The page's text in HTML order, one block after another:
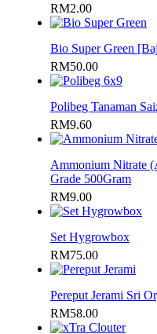
RM2.00
Bio Super Green
RM50.00
Polibeg Tanaman
RM9.60
Ammonium Nitrate
Grade 500Gram
RM9.00
Set Hygrowbox
RM75.00
Pereput Jerami Sri
RM58.00